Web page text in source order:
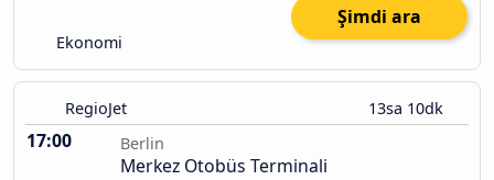
Ekonomi
Şimdi ara
RegioJet 13sa 10dk
17:00 Berlin
Merkez Otobüs Terminali